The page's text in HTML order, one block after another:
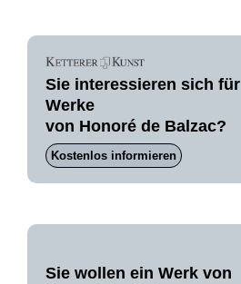
Sie interessieren sich für
Werke
von Honoré de Balzac?
Kostenlos informieren
Sie wollen ein Werk von